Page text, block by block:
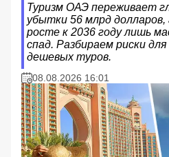
Туризм ОАЭ переживает
убытки 56 млрд долларов,
росте к 2036 году лишь
спад. Разбираем риски
дешевых туров.
08.08.2026 16:01